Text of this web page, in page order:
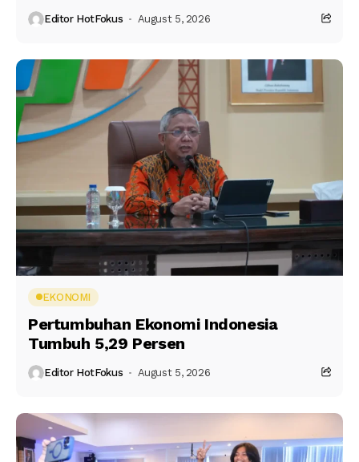
Editor HotFokus August 5, 2026
EKONOMI
Pertumbuhan Ekonomi Indonesia
Tumbuh 5,29 Persen
Editor HotFokus August 5, 2026